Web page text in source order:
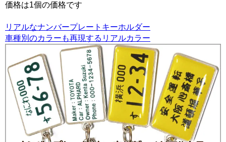
価格は1個の価格です
リアルなナンバープレートキーホルダー
車種別のカラーも再現するリアルカラー